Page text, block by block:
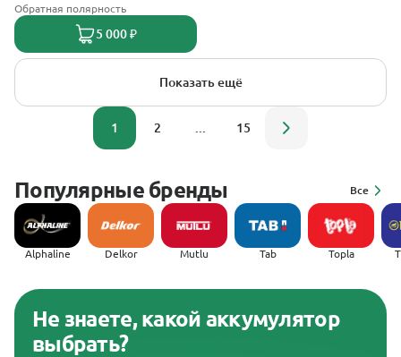
Обратная полярность
5 000 ₽
Показать ещё
1 2 15
Популярные бренды Все
Alphaline Delkor Mutlu Tab Topla
Не знаете, какой аккумулятор
выбрать?